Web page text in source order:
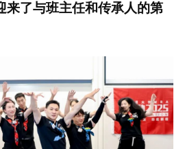
来了与班主任和传承人的第